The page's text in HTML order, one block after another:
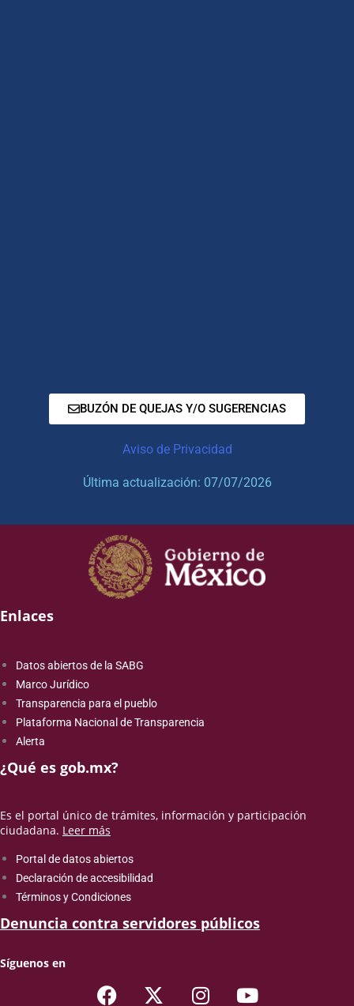
BUZÓN DE QUEJAS Y/O SUGERENCIAS
Aviso de Privacidad
Última actualización: 07/07/2026
Enlaces
Datos abiertos de la SABG
Marco Jurídico
Transparencia para el pueblo
Plataforma Nacional de Transparencia
Alerta
¿Qué es gob.mx?
Es el portal único de trámites, información y participación
ciudadana. Leer más
Portal de datos abiertos
Declaración de accesibilidad
Términos y Condiciones
Denuncia contra servidores públicos
Síguenos en